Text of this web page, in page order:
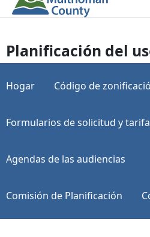
Planificación del
Hogar Código de
Formularios de solicitud y
Agendas de las audiencias
Comisión de Planificación